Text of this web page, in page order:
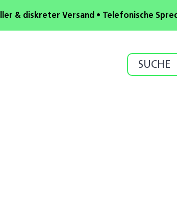
& diskreter Versand • Telefonische
Search